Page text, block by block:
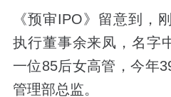
《预审IPO》留意到，
执行董事余来凤，名字
一位85后女高管，今年
管理部总监。